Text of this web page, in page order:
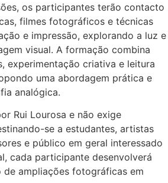
os participantes terão contacto
filmes fotográficos e técnicas
e impressão, explorando a luz e
visual. A formação combina
experimentação criativa e leitura
uma abordagem prática e
analógica.
Rui Lourosa e não exige
se a estudantes, artistas
e público em geral interessado
cada participante desenvolverá
ampliações fotográficas em